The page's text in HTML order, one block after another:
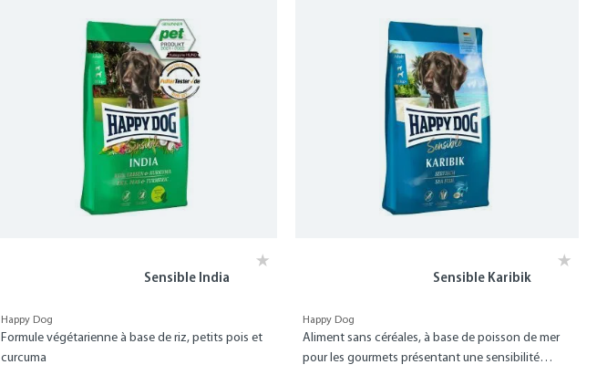
Happy Dog
Sensible India
Formule végétarienne à base de riz, petits pois et
curcuma
Happy Dog
Sensible Karibik
Aliment sans céréales, à base de poisson de mer
pour les gourmets présentant une sensibilité